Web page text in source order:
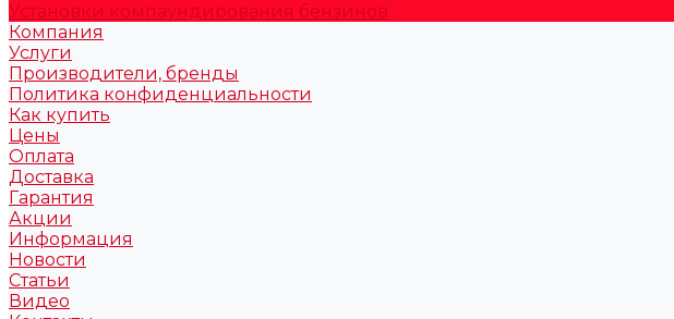
Установки компаундирования бензинов
Компания
Услуги
Производители, бренды
Политика конфиденциальности
Как купить
Цены
Оплата
Доставка
Гарантия
Акции
Информация
Новости
Статьи
Видео